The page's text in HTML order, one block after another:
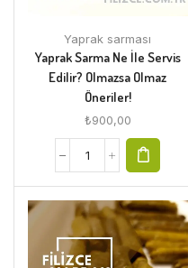
Yaprak sarması
Yaprak Sarma Ne İle Servis
Edilir? Olmazsa Olmaz
Öneriler!
₺900,00